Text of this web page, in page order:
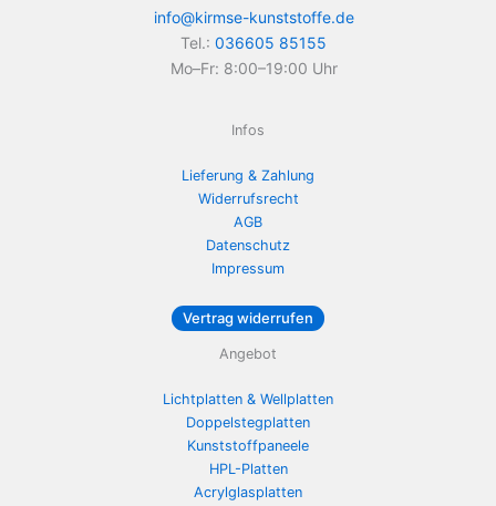
info@kirmse-kunststoffe.de
Tel.: 036605 85155
Mo–Fr: 8:00–19:00 Uhr
Infos
Lieferung & Zahlung
Widerrufsrecht
AGB
Datenschutz
Impressum
Vertrag widerrufen
Angebot
Lichtplatten & Wellplatten
Doppelstegplatten
Kunststoffpaneele
HPL-Platten
Acrylglasplatten